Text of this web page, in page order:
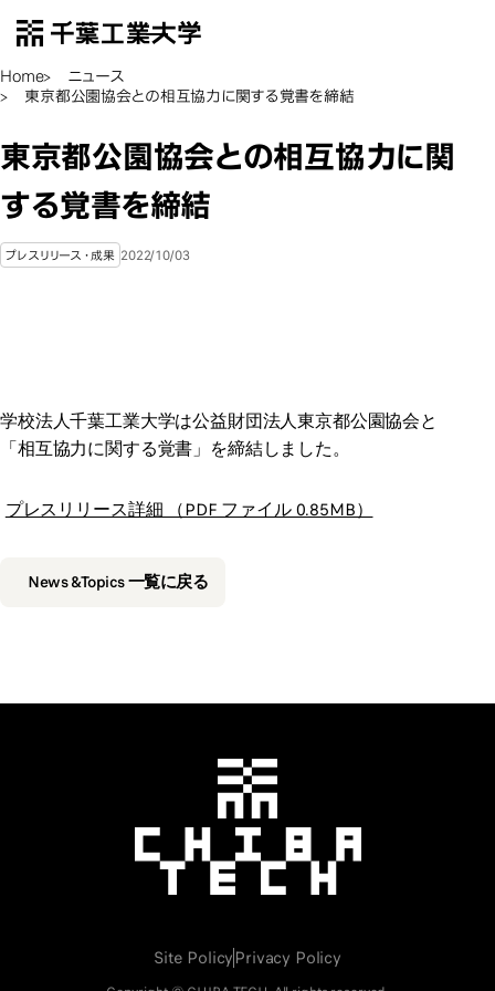
千葉工業大学
Open Menu
Home
ニュース
東京都公園協会との相互協力に関する覚書を締結
東京都公園協会との相互協力に関
する覚書を締結
プレスリリース・成果 2022/10/03
学校法人千葉工業大学は公益財団法人東京都公園協会と
「相互協力に関する覚書」を締結しました。
プレスリリース詳細 （PDF ファイル 0.85MB）
News &Topics 一覧に戻る
千葉工業大学
Site PolicyPrivacy Policy